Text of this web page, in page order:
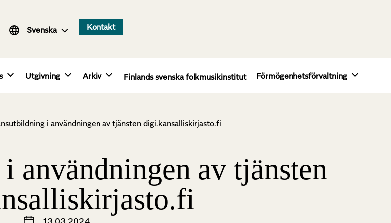
Svenska
English Kontakt
Utgivning Arkiv Finlands svenska folkmusikinstitut Förmögenhetsförvaltning
i användningen av tjänsten digi.kansalliskirjasto.fi
användningen av tjänsten
13.03.2024